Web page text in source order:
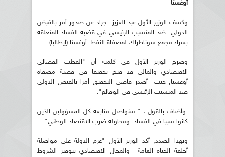
أوغستا
وكشف الوزير الأول عبد العزيز جراد عن صدور أمر بالقبض
الدولي ضد المتسبب الرئيسي في قضية الفساد المتعلقة
بشراء مجمع سوناطراك لمصفاة النفط أوغستا (إيطاليا).
وصرح الوزير الأول في كلمته أن "القطب القضائي
الاقتصادي والمالي قد فتح تحقيقا في قضية مصفاة
أوغستا, حيث أصدر قاضي التحقيق أمرا بالقبض الدولي
ضد المتسبب الرئيسي في الوقائع".
وأضاف بالقول : " سنواصل متابعة كل المسؤولين الذين
كانوا سببا في الفساد ومحاولة ضرب الاقتصاد الوطني".
وبهذا الصدد, أكد الوزير الأول "عزم الدولة على مواصلة
أخلقة الحياة العامة والمجال الاقتصادي بتوفير الشروط